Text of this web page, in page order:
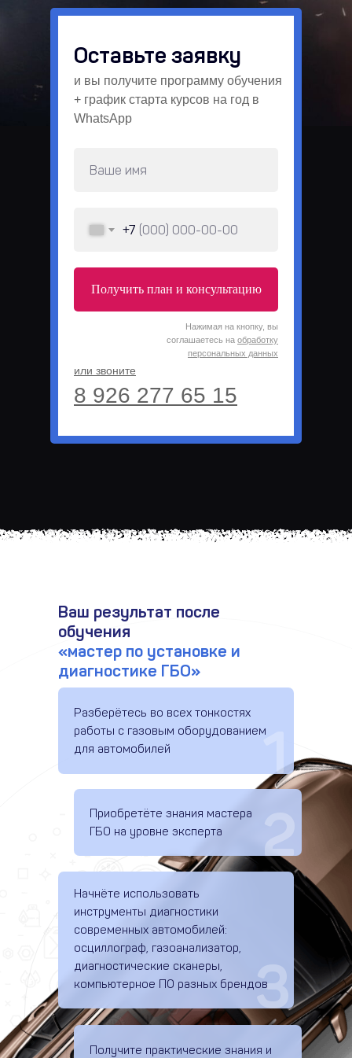
Оставьте заявку
и вы получите программу обучения
+ график старта курсов на год в
WhatsApp
Нажимая на кнопку, вы
соглашаетесь на обработку
персональных данных
или звоните
+7
Получить план и консультацию
8 926 277 65 15
Ваш результат после
обучения
«мастер по установке и
диагностике ГБО»
Разберётесь во всех тонкостях
работы с газовым оборудованием
для автомобилей
3
2
1
Приобретёте знания мастера
ГБО на уровне эксперта
Начнёте использовать
инструменты диагностики
современных автомобилей:
осциллограф, газоанализатор,
диагностические сканеры,
компьютерное ПО разных брендов
Получите практические знания и